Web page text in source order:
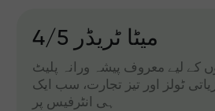
میٹا ٹریڈر 4/5
کے لیے معروف پیشہ ورانہ پلیٹ
ٹولز اور تیز تجارت، سب ایک
ہی انٹرفیس پر